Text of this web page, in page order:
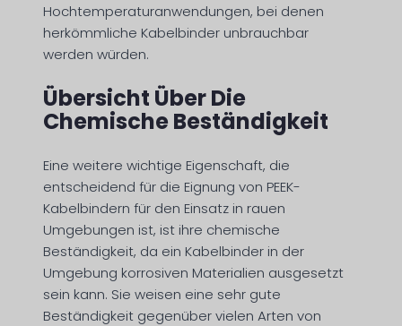
Hochtemperaturanwendungen, bei denen
herkömmliche Kabelbinder unbrauchbar
werden würden.
Übersicht Über Die
Chemische Beständigkeit
Eine weitere wichtige Eigenschaft, die
entscheidend für die Eignung von PEEK-
Kabelbindern für den Einsatz in rauen
Umgebungen ist, ist ihre chemische
Beständigkeit, da ein Kabelbinder in der
Umgebung korrosiven Materialien ausgesetzt
sein kann. Sie weisen eine sehr gute
Beständigkeit gegenüber vielen Arten von